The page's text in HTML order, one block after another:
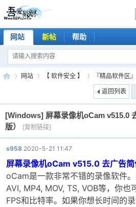
网站 新帖 帮助
吾 »
网站
›
【 软件安全 】
›
『精品软件区』
返回列表
[Windows] 屏幕录像机oCam v515.0
版）
[复制链接]
s958 2020-5-21 11:47
屏幕录像机oCam v515.0 去广告简
oCam是一款非常不错的录像软件
AVI, MP4, MOV, TS, VOB等，你也
FPS和比特率。如果你想长时间的